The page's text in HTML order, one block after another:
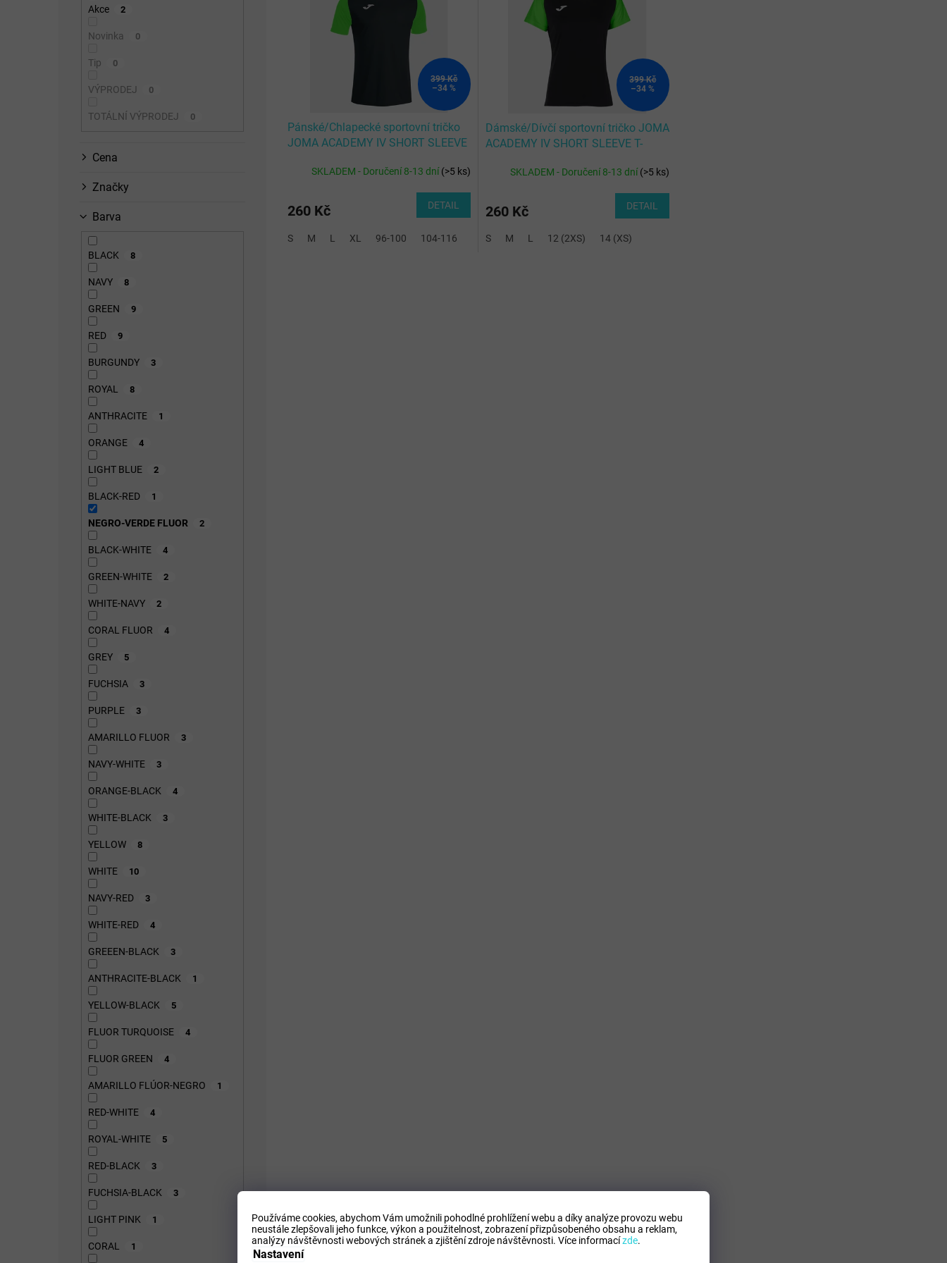
Používáme cookies, abychom Vám umožnili pohodlné prohlížení webu a díky analýze provozu webu
neustále zlepšovali jeho funkce, výkon a použitelnost, zobrazení přizpůsobeného obsahu a reklam,
analýzy návštěvnosti webových stránek a zjištění zdroje návštěvnosti. Více informacízde.
Nastavení
Akce 2
Novinka 0
Tip 0
VÝPRODEJ 0
TOTÁLNÍ VÝPRODEJ 0
Cena
Značky
Barva
BLACK 8
NAVY 8
GREEN 9
RED 9
BURGUNDY 3
ROYAL 8
ANTHRACITE 1
ORANGE 4
LIGHT BLUE 2
BLACK-RED 1
NEGRO-VERDE FLUOR 2
BLACK-WHITE 4
GREEN-WHITE 2
WHITE-NAVY 2
CORAL FLUOR 4
GREY 5
FUCHSIA 3
PURPLE 3
AMARILLO FLUOR 3
NAVY-WHITE 3
ORANGE-BLACK 4
WHITE-BLACK 3
YELLOW 8
WHITE 10
NAVY-RED 3
WHITE-RED 4
GREEEN-BLACK 3
ANTHRACITE-BLACK 1
YELLOW-BLACK 5
FLUOR TURQUOISE 4
FLUOR GREEN 4
AMARILLO FLÚOR-NEGRO 1
RED-WHITE 4
ROYAL-WHITE 5
RED-BLACK 3
FUCHSIA-BLACK 3
LIGHT PINK 1
CORAL 1
399 Kč
–34 %
Pánské/Chlapecké sportovní tričko
JOMA ACADEMY IV SHORT SLEEVE
SKLADEM - Doručení 8-13 dní(>5 ks)
260 Kč DETAIL
S M L XL 96-100 104-116 128-140 2XL-3XL
399 Kč
–34 %
Dámské/Dívčí sportovní tričko JOMA
ACADEMY IV SHORT SLEEVE T-
SKLADEM - Doručení 8-13 dní(>5 ks)
260 Kč DETAIL
S M L 12 (2XS) 14 (XS)